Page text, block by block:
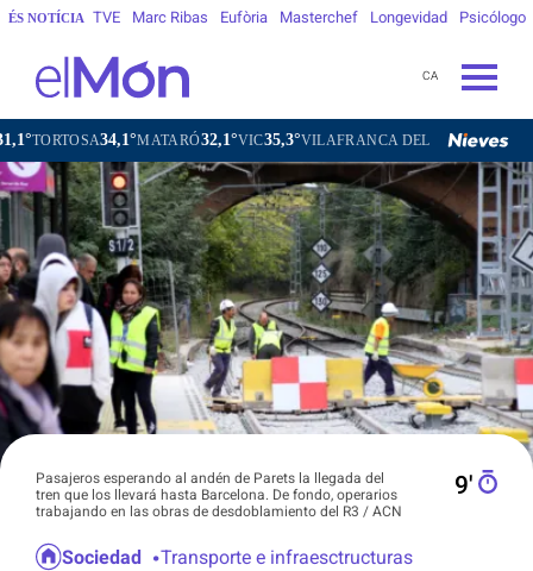
ÉS NOTÍCIA TVE Marc Ribas Eufòria Masterchef Longevidad Psicólogo
CA
MATARÓ32,1°VIC35,3°VILAFRANCA DEL PENEDÈS31,6°VILANOVA I LA
Pasajeros esperando al andén de Parets la llegada del
tren que los llevará hasta Barcelona. De fondo, operarios
trabajando en las obras de desdoblamiento del R3 / ACN
9′
Sociedad Transporte e infraesctructuras